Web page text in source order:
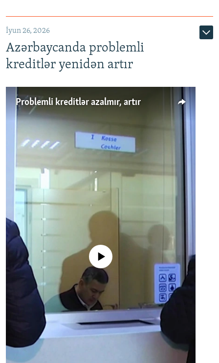
720p 1080p
İyun 26, 2026
Azərbaycanda problemli
kreditlər yenidən artır
Problemli kreditlər azalmır, artır
No media source currently available